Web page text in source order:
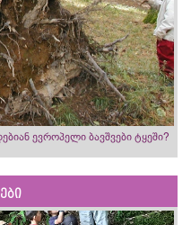
ევროპელი ბავშვები ტყეში?